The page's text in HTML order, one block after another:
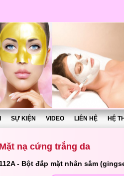
SỰ KIỆN VIDEO LIÊN HỆ HỆ
Mặt nạ cứng trắng da
112A - Bột đắp mặt nhân sâm